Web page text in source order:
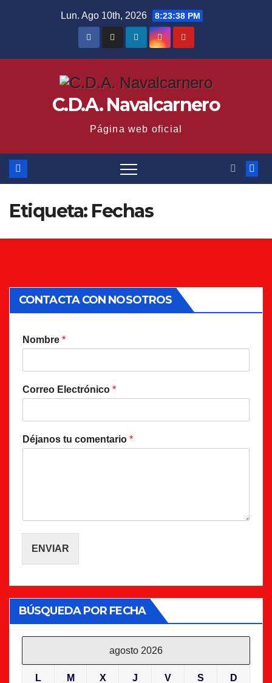
Lun. Ago 10th, 2026 8:23:39 PM
C.D.A. Navalcarnero
Página web oficial
Etiqueta: Fechas
CONTACTA CON NOSOTROS
Nombre *
Correo Electrónico *
Déjanos tu comentario *
ENVIAR
BÚSQUEDA POR FECHA
agosto 2026
L M X J V S D